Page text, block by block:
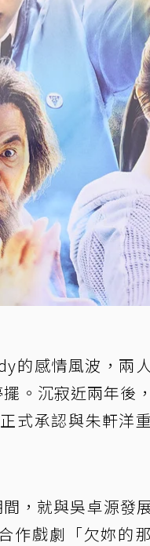
的感情風波，兩
。沉寂近兩年後
式承認與朱軒洋
，就與吳卓源發
作戲劇「欠妳的